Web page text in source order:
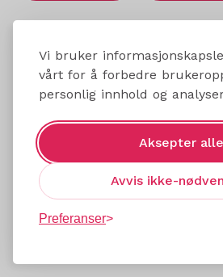
Vi bruker
vårt for å forbedre
personlig innhold og
Aksepter alle
Avvis ikke-
Preferanser